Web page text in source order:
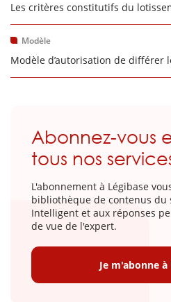
Les critères constitutifs du
Modèle
Modèle d’autorisation de différer
Abonnez-vous
tous nos
L'abonnement à Légibase
bibliothèque de contenus du
Intelligent et aux réponses
de vue de l'expert.
Je m'abonne à